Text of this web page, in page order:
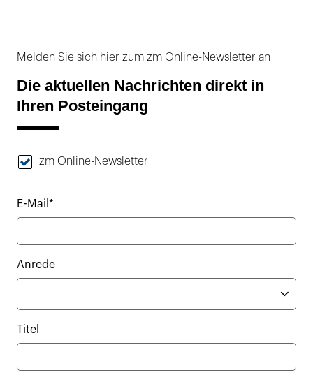
Melden Sie sich hier zum zm Online-Newsletter an
Die aktuellen Nachrichten direkt in
Ihren Posteingang
zm Online-Newsletter
E-Mail*
Anrede
Titel